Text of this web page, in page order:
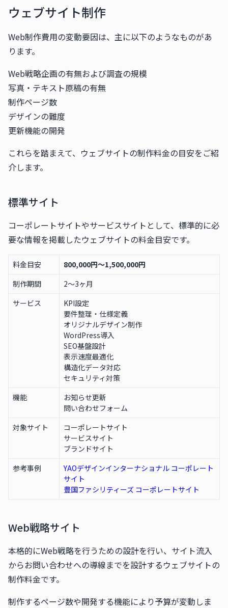
ウェブサイト制作
Web制作費用の変動要因は、主に以下のようなものがあ
ります。
Web戦略企画の有無および調査の規模
写真・テキスト原稿の有無
制作ページ数
デザインの難度
更新機能の開発
これらを踏まえて、ウェブサイトの制作料金の目安をご紹
介します。
標準サイト
コーポレートサイトやサービスサイトとして、標準的に必
要な情報を掲載したウェブサイトの料金目安です。
料金目安
800,000円〜1,500,000円
制作期間
2〜3ヶ月
サービス
KPI設定
要件整理・仕様定義
オリジナルデザイン制作
WordPress導入
SEO基盤設計
表示速度最適化
構造化データ対応
セキュリティ対策
機能
お知らせ更新
問い合わせフォーム
対象サイト
コーポレートサイト
サービスサイト
ブランドサイト
参考事例
YAOデザインインターナショナル コーポレート
サイト
豊国ファシリティーズ コーポレートサイト
Web戦略サイト
本格的にWeb戦略を行うための設計を行い、サイト流入
からお問い合わせへの導線までを設計するウェブサイトの
制作料金です。
制作するページ数や開発する機能により予算が変動しま